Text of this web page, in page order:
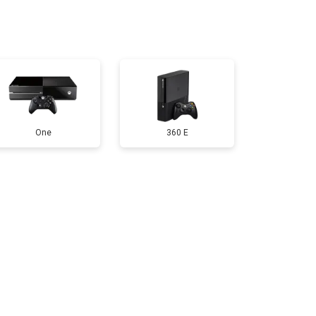
550 ₽ Заказать
650 ₽ Заказать
One 360 E